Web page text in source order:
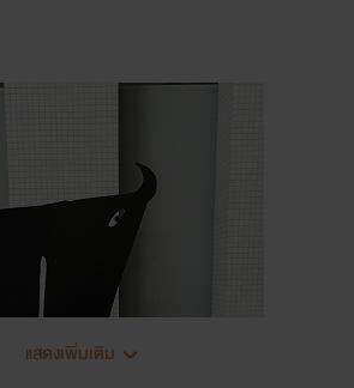
แสดงเพิ่มเติม